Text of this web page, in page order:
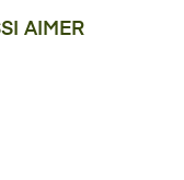
AIMER